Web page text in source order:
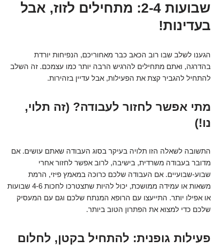
שבועות 2-4: מתחילים לזוז, אבל
בעדינות!
הגענו לשלב שבו רוב הכאב כבר מאחוריכם, הנפיחות יורדת
בהדרגה, ואתם מתחילים להרגיש הרבה יותר כמו עצמכם. זה השלב
להתחיל להגביר קצת את הפעילות, אבל עדיין בזהירות.
מתי אפשר לחזור לעבודה? (זה תלוי,
נו!)
התשובה לשאלה הזו תלויה בעיקר בסוג העבודה שאתם עושים. אם
מדובר בעבודה משרדית, בישיבה, לרוב אפשר לחזור אחרי
שבוע-שבועיים. אם העבודה שלכם כרוכה במאמץ פיזי, הרמת
משאות או עמידה ממושכת, יכול להיות שתצטרכו לחכות 4-6 שבועות
או אפילו יותר. התייעצו עם הרופא המנתח שלכם וגם עם המעסיק
שלכם כדי למצוא את הפתרון הטוב ביותר.
פעילות גופנית: להתחיל בקטן, לחלום